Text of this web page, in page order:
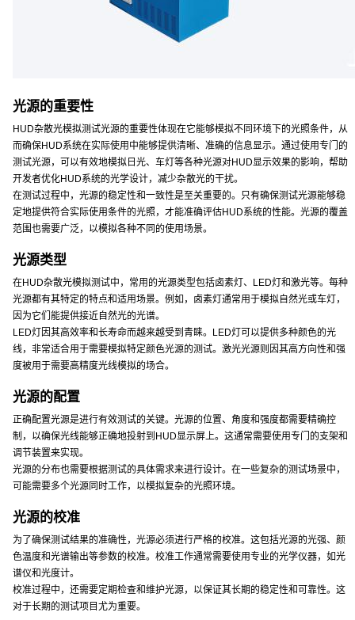
光源的重要性
HUD杂散光模拟测试光源的重要性体现在它能够模拟不同环境下的光照条件，从
而确保HUD系统在实际使用中能够提供清晰、准确的信息显示。通过使用专门的
测试光源，可以有效地模拟日光、车灯等各种光源对HUD显示效果的影响，帮助
开发者优化HUD系统的光学设计，减少杂散光的干扰。
在测试过程中，光源的稳定性和一致性是至关重要的。只有确保测试光源能够稳
定地提供符合实际使用条件的光照，才能准确评估HUD系统的性能。光源的覆盖
范围也需要广泛，以模拟各种不同的使用场景。
光源类型
在HUD杂散光模拟测试中，常用的光源类型包括卤素灯、LED灯和激光等。每种
光源都有其特定的特点和适用场景。例如，卤素灯通常用于模拟自然光或车灯，
因为它们能提供接近自然光的光谱。
LED灯因其高效率和长寿命而越来越受到青睐。LED灯可以提供多种颜色的光
线，非常适合用于需要模拟特定颜色光源的测试。激光光源则因其高方向性和强
度被用于需要高精度光线模拟的场合。
光源的配置
正确配置光源是进行有效测试的关键。光源的位置、角度和强度都需要精确控
制，以确保光线能够正确地投射到HUD显示屏上。这通常需要使用专门的支架和
调节装置来实现。
光源的分布也需要根据测试的具体需求来进行设计。在一些复杂的测试场景中，
可能需要多个光源同时工作，以模拟复杂的光照环境。
光源的校准
为了确保测试结果的准确性，光源必须进行严格的校准。这包括光源的光强、颜
色温度和光谱输出等参数的校准。校准工作通常需要使用专业的光学仪器，如光
谱仪和光度计。
校准过程中，还需要定期检查和维护光源，以保证其长期的稳定性和可靠性。这
对于长期的测试项目尤为重要。